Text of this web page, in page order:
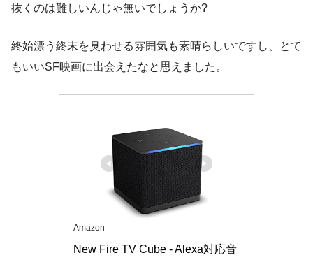
描写的には多分そうだと思うのですが、ち
ょっと自信はなかったり。
抜くのは難しいんじゃ無いでしょうか?
終始漂う終末を臭わせる雰囲気も素晴らしいですし、とて
もいいSF映画に出会えたなと思えました。
Amazon
New Fire TV Cube - Alexa対応音